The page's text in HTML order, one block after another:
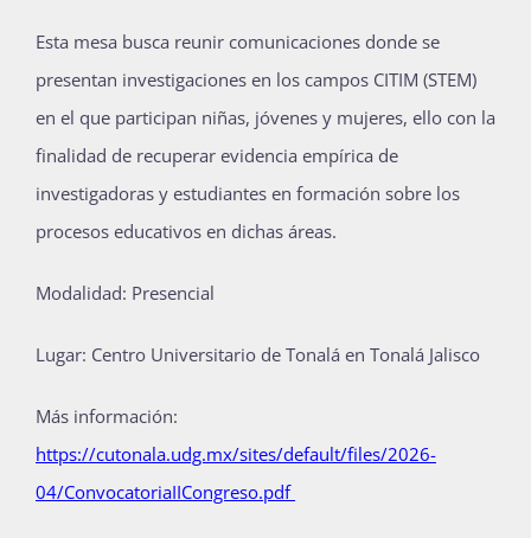
Esta mesa busca reunir comunicaciones donde se
presentan investigaciones en los campos CITIM (STEM)
en el que participan niñas, jóvenes y mujeres, ello con la
finalidad de recuperar evidencia empírica de
investigadoras y estudiantes en formación sobre los
procesos educativos en dichas áreas.
Modalidad: Presencial
Lugar: Centro Universitario de Tonalá en Tonalá Jalisco
Más información:
https://cutonala.udg.mx/sites/default/files/2026-
04/ConvocatoriaIICongreso.pdf